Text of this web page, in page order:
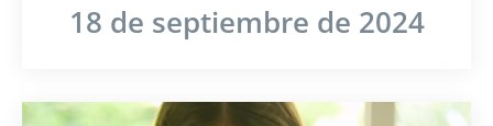
18 de septiembre de 2024